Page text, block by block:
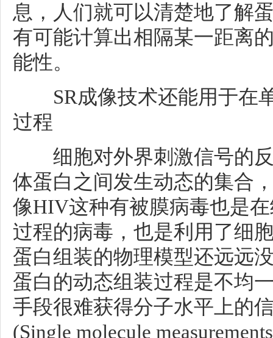
息，人们就可以清楚地了解
有可能计算出相隔某一距离
能性。
SR成像技术还能用于在
过程
细胞对外界刺激信号的反
体蛋白之间发生动态的集合
像HIV这种有被膜病毒也是
过程的病毒，也是利用了细
蛋白组装的物理模型还远远
蛋白的动态组装过程是不均
手段很难获得分子水平上的
(Single molecule